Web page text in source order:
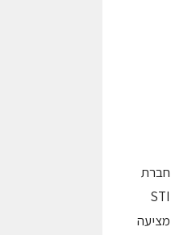
חברת
STI
מציעה